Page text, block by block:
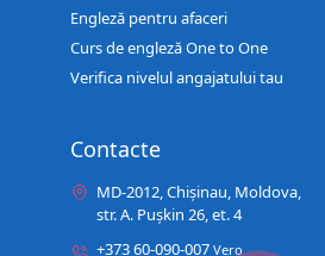
Engleză pentru afaceri
Curs de engleză One to One
Verifica nivelul angajatului tau
Contacte
MD-2012, Chișinau, Moldova,
str. A. Pușkin 26, et. 4
+373 60-090-007 Vero